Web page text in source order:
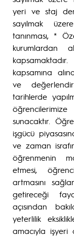
yeri ve staj
sayılmak
tanınması, *
kurumlardan
kapsamına
ve
tarihlerde
sunacaktır.
işgücü
ve zaman
öğrenmenin
etmesi,
artmasını
getireceği
açısından
yeterlilik
amacıyla işyeri